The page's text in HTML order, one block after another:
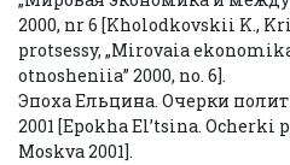
2000, nr 6 [Kholodkovskii K.,
protsessy, „Mirovaia
otnosheniia” 2000, no. 6].
Эпоха Ельцина. Очерки
2001 [Epokha El’tsina.
Moskva 2001].